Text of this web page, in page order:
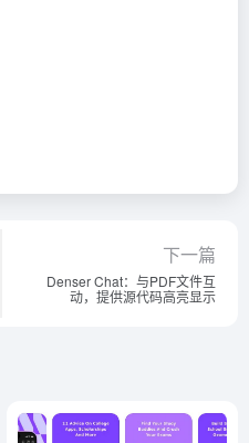
下一篇
Denser Chat：与PDF文件互
动，提供源代码高亮显示